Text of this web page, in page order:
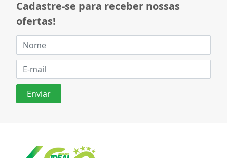
Cadastre-se para receber nossas
ofertas!